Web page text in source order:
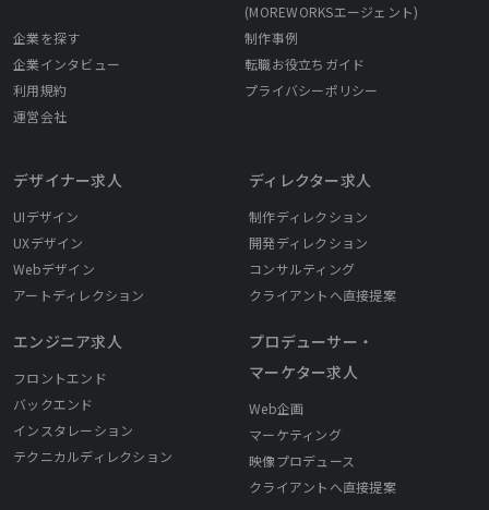
(MOREWORKSエージェント)
企業を探す
制作事例
企業インタビュー
転職お役立ちガイド
利用規約
プライバシーポリシー
運営会社
デザイナー求人
UIデザイン
UXデザイン
Webデザイン
アートディレクション
エンジニア求人
フロントエンド
バックエンド
インスタレーション
テクニカルディレクション
ディレクター求人
制作ディレクション
開発ディレクション
コンサルティング
クライアントへ直接提案
プロデューサー・
マーケター求人
Web企画
マーケティング
映像プロデュース
クライアントへ直接提案